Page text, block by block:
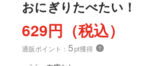
おにぎりたべたい！
629円（税込）
通販ポイント： 5pt獲得 ？